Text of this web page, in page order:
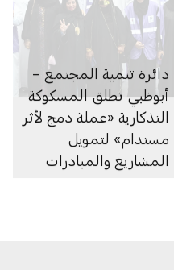
دائرة تنمية المجتمع –
أبوظبي تطلق المسكوكة
التذكارية «عملة دمج لأثر
مستدام» لتمويل
المشاريع والمبادرات